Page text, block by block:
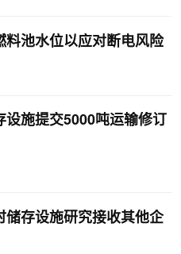
料池水位以应对断电风险
施提交5000吨运输修订
储存设施研究接收其他企